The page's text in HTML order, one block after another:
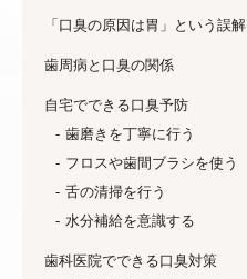
「口臭の原因は胃」という誤解
歯周病と口臭の関係
自宅でできる口臭予防
歯磨きを丁寧に行う
フロスや歯間ブラシを使う
舌の清掃を行う
水分補給を意識する
歯科医院でできる口臭対策